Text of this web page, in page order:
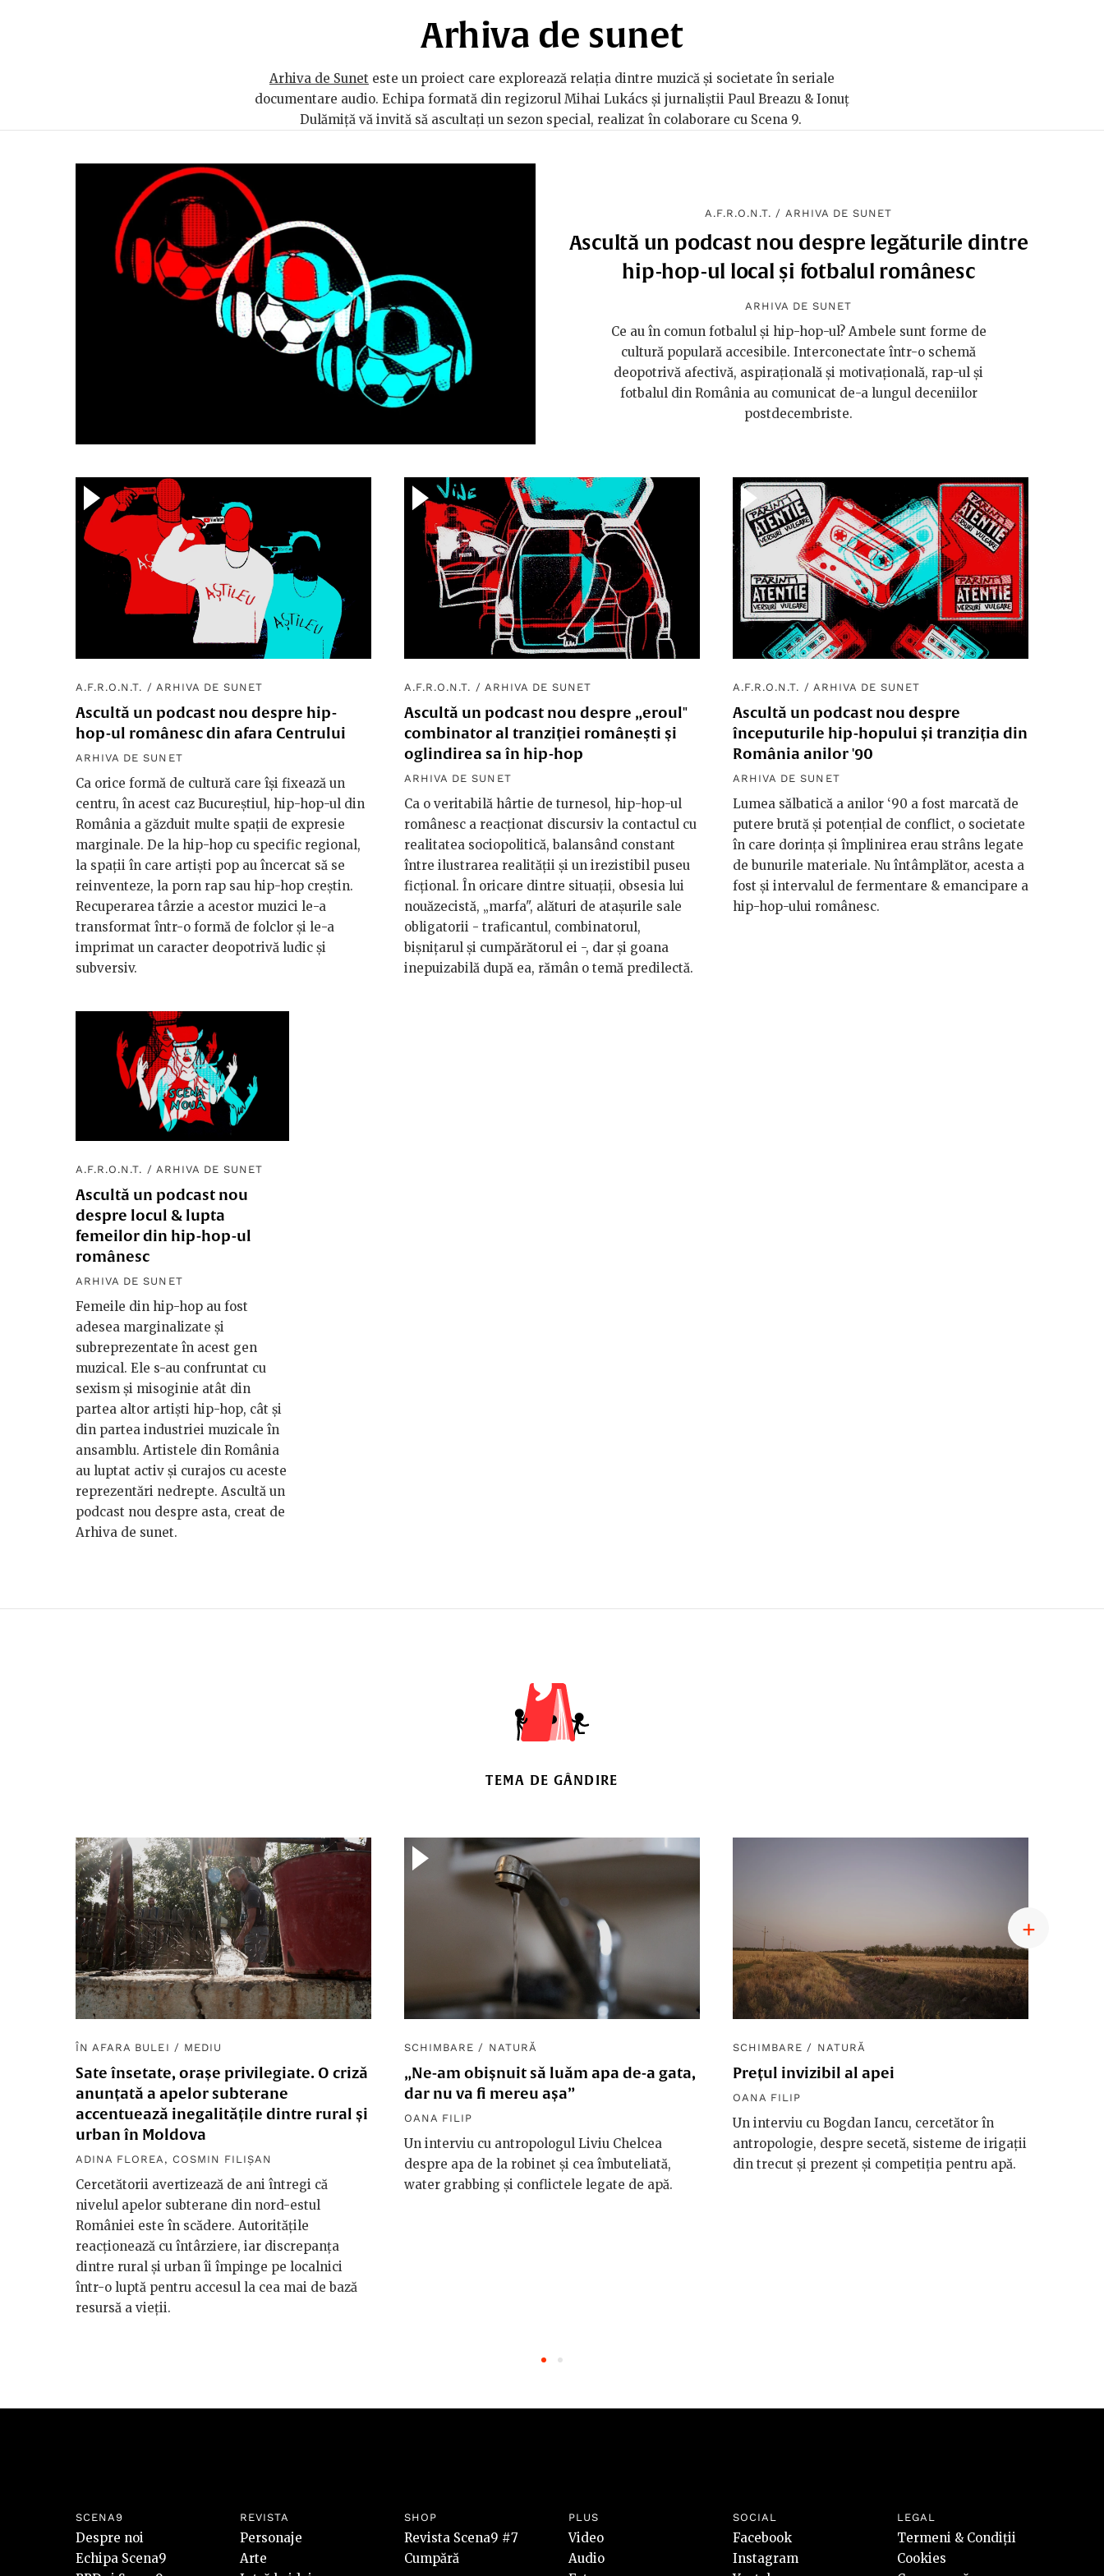
Arhiva de sunet
Arhiva de Sunet este un proiect care explorează relația dintre muzică și societate în seriale
documentare audio. Echipa formată din regizorul Mihai Lukács și jurnaliștii Paul Breazu & Ionuț
Dulămiță vă invită să ascultați un sezon special, realizat în colaborare cu Scena 9.
A.F.R.O.N.T. / ARHIVA DE SUNET
Ascultă un podcast nou despre legăturile dintre
hip-hop-ul local și fotbalul românesc
ARHIVA DE SUNET
Ce au în comun fotbalul și hip-hop-ul? Ambele sunt forme de
cultură populară accesibile. Interconectate într-o schemă
deopotrivă afectivă, aspirațională și motivațională, rap-ul și
fotbalul din România au comunicat de-a lungul deceniilor
postdecembriste.
A.F.R.O.N.T. / ARHIVA DE SUNET
Ascultă un podcast nou despre hip-
hop-ul românesc din afara Centrului
ARHIVA DE SUNET
Ca orice formă de cultură care își fixează un
centru, în acest caz Bucureștiul, hip-hop-ul din
România a găzduit multe spații de expresie
marginale. De la hip-hop cu specific regional,
la spații în care artiști pop au încercat să se
reinventeze, la porn rap sau hip-hop creștin.
Recuperarea târzie a acestor muzici le-a
transformat într-o formă de folclor și le-a
imprimat un caracter deopotrivă ludic și
subversiv.
A.F.R.O.N.T. / ARHIVA DE SUNET
Ascultă un podcast nou despre „eroul"
combinator al tranziției româneşti şi
oglindirea sa în hip-hop
ARHIVA DE SUNET
Ca o veritabilă hârtie de turnesol, hip-hop-ul
românesc a reacționat discursiv la contactul cu
realitatea sociopolitică, balansând constant
între ilustrarea realităţii și un irezistibil puseu
ficțional. În oricare dintre situații, obsesia lui
nouăzecistă, „marfa", alături de atașurile sale
obligatorii - traficantul, combinatorul,
bișnițarul și cumpărătorul ei -, dar și goana
inepuizabilă după ea, rămân o temă predilectă.
A.F.R.O.N.T. / ARHIVA DE SUNET
Ascultă un podcast nou despre
începuturile hip-hopului și tranziția din
România anilor '90
ARHIVA DE SUNET
Lumea sălbatică a anilor ‘90 a fost marcată de
putere brută și potențial de conflict, o societate
în care dorința și împlinirea erau strâns legate
de bunurile materiale. Nu întâmplător, acesta a
fost şi intervalul de fermentare & emancipare a
hip-hop-ului românesc.
A.F.R.O.N.T. / ARHIVA DE SUNET
Ascultă un podcast nou
despre locul & lupta
femeilor din hip-hop-ul
românesc
ARHIVA DE SUNET
Femeile din hip-hop au fost
adesea marginalizate și
subreprezentate în acest gen
muzical. Ele s-au confruntat cu
sexism și misoginie atât din
partea altor artiști hip-hop, cât și
din partea industriei muzicale în
ansamblu. Artistele din România
au luptat activ și curajos cu aceste
reprezentări nedrepte. Ascultă un
podcast nou despre asta, creat de
Arhiva de sunet.
TEMA DE GÂNDIRE
ÎN AFARA BULEI / MEDIU
Sate însetate, orașe privilegiate. O criză
anunțată a apelor subterane
accentuează inegalitățile dintre rural și
urban în Moldova
ADINA FLOREA , COSMIN FILIȘAN
Cercetătorii avertizează de ani întregi că
nivelul apelor subterane din nord-estul
României este în scădere. Autoritățile
reacționează cu întârziere, iar discrepanța
dintre rural și urban îi împinge pe localnici
într-o luptă pentru accesul la cea mai de bază
resursă a vieții.
SCHIMBARE / NATURĂ
„Ne-am obișnuit să luăm apa de-a gata,
dar nu va fi mereu așa”
OANA FILIP
Un interviu cu antropologul Liviu Chelcea
despre apa de la robinet și cea îmbuteliată,
water grabbing și conflictele legate de apă.
SCHIMBARE / NATURĂ
Prețul invizibil al apei
OANA FILIP
Un interviu cu Bogdan Iancu, cercetător în
antropologie, despre secetă, sisteme de irigații
din trecut și prezent și competiția pentru apă.
SCENA9
Despre noi
Echipa Scena9
REVISTA
Personaje
Arte
SHOP
Revista Scena9 #7
Cumpără
PLUS
Video
Audio
SOCIAL
Facebook
Instagram
LEGAL
Termeni & Condiții
Cookies